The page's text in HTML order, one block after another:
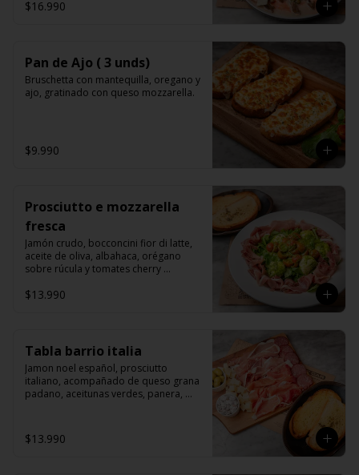
$16.990
Pan de Ajo ( 3 unds)
Bruschetta con mantequilla, oregano y
ajo, gratinado con queso mozzarella.
$9.990
Prosciutto e mozzarella
fresca
Jamón crudo, bocconcini fior di latte,
aceite de oliva, albahaca, orégano
sobre rúcula y tomates cherry
$13.990
Tabla barrio italia
Jamon noel español, prosciutto
italiano, acompañado de queso grana
padano, aceitunas verdes, panera,
$13.990